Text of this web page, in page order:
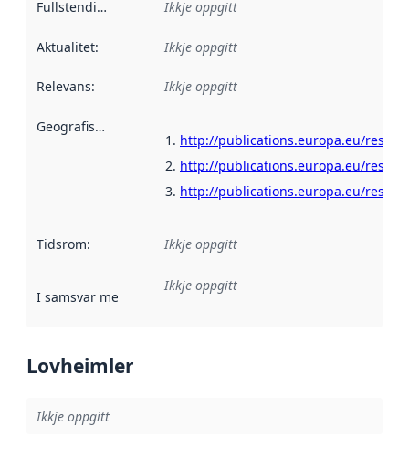
Fullstendigheit Ikkje oppgitt
Aktualitet: Ikkje oppgitt
Relevans: Ikkje oppgitt
Geografisk område
http://publications.europa.eu/
http://publications.europa.eu/
http://publications.europa.eu/
Tidsrom: Ikkje oppgitt
I samsvar med Referanse til ei implementeringsregel eller
Ikkje oppgitt
Lovheimler
Ikkje oppgitt